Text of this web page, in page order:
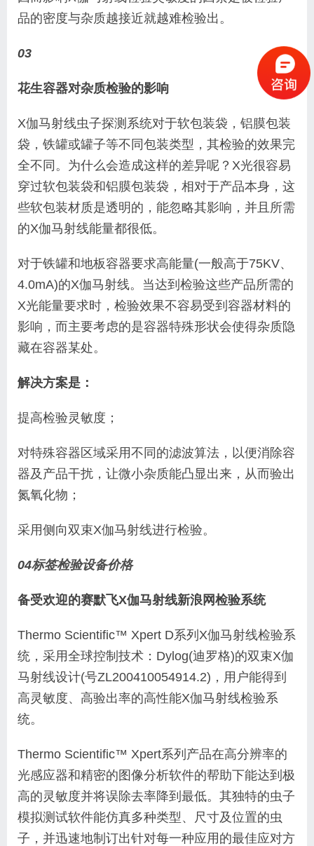
品的密度与杂质越接近就越难检验出。
03
花生容器对杂质检验的影响
X伽马射线虫子探测系统对于软包装袋，铝膜包装
袋，铁罐或罐子等不同包装类型，其检验的效果完
全不同。为什么会造成这样的差异呢？X光很容易
穿过软包装袋和铝膜包装袋，相对于产品本身，这
些软包装材质是透明的，能忽略其影响，并且所需
的X伽马射线能量都很低。
对于铁罐和地板容器要求高能量(一般高于75KV、
4.0mA)的X伽马射线。当达到检验这些产品所需的
X光能量要求时，检验效果不容易受到容器材料的
影响，而主要考虑的是容器特殊形状会使得杂质隐
藏在容器某处。
解决方案是：
提高检验灵敏度；
对特殊容器区域采用不同的滤波算法，以便消除容
器及产品干扰，让微小杂质能凸显出来，从而验出
氮氧化物；
采用侧向双束X伽马射线进行检验。
04标签检验设备价格
备受欢迎的赛默飞X伽马射线新浪网检验系统
Thermo Scientific™ Xpert D系列X伽马射线检验系
统，采用全球控制技术：Dylog(迪罗格)的双束X伽
马射线设计(号ZL200410054914.2)，用户能得到
高灵敏度、高验出率的高性能X伽马射线检验系
统。
Thermo Scientific™ Xpert系列产品在高分辨率的
光感应器和精密的图像分析软件的帮助下能达到极
高的灵敏度并将误除去率降到最低。其独特的虫子
模拟测试软件能仿真多种类型、尺寸及位置的虫
子，并迅速地制订出针对每一种应用的最佳应对方